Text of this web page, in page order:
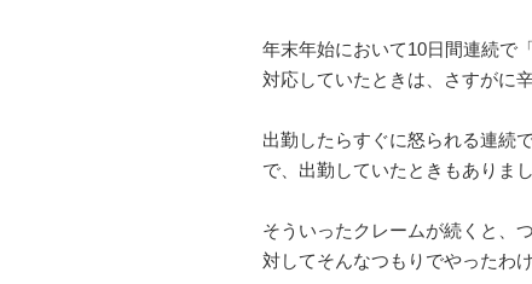
年末年始において10日間連続で
対応していたときは、さすがに
出勤したらすぐに怒られる連続
で、出勤していたときもありまし
そういったクレームが続くと、
対してそんなつもりでやったわ